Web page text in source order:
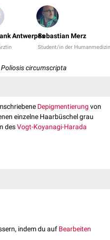
AntwerpesSebastian Merz
Student/in der Humanmedizin
circumscripta
Depigmentierung von
einzelne Haarbüschel grau
desVogt-Koyanagi-Harada
am 20.02.2024
indem du auf Bearbeiten